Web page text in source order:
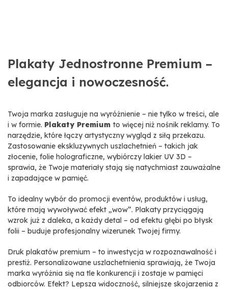
Plakaty Jednostronne Premium –
elegancja i nowoczesność.
Twoja marka zasługuje na wyróżnienie – nie tylko w treści, ale
i w formie. Plakaty Premium to więcej niż nośnik reklamy. To
narzędzie, które łączy artystyczny wygląd z siłą przekazu.
Zastosowanie ekskluzywnych uszlachetnień – takich jak
złocenie, folie holograficzne, wybiórczy lakier UV 3D –
sprawia, że Twoje materiały stają się natychmiast zauważalne
i zapadające w pamięć.
To idealny wybór do promocji eventów, produktów i usług,
które mają wywoływać efekt „wow”. Plakaty przyciągają
wzrok już z daleka, a każdy detal – od efektu głębi po błysk
folii – buduje profesjonalny wizerunek Twojej firmy.
Druk plakatów premium – to inwestycja w rozpoznawalność i
prestiż. Personalizowane uszlachetnienia sprawiają, że Twoja
marka wyróżnia się na tle konkurencji i zostaje w pamięci
odbiorców. Efekt? Lepsza widoczność, silniejsze skojarzenia z